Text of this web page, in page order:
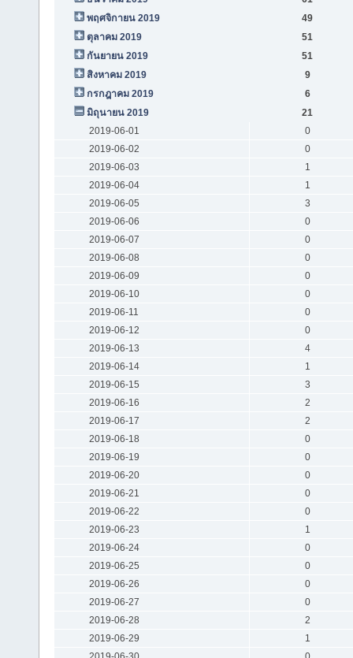
พฤศจิกายน 2019
49
ตุลาคม 2019
51
กันยายน 2019
51
สิงหาคม 2019
9
กรกฎาคม 2019
6
มิถุนายน 2019
21
2019-06-01
0
2019-06-02
0
2019-06-03
1
2019-06-04
1
2019-06-05
3
2019-06-06
0
2019-06-07
0
2019-06-08
0
2019-06-09
0
2019-06-10
0
2019-06-11
0
2019-06-12
0
2019-06-13
4
2019-06-14
1
2019-06-15
3
2019-06-16
2
2019-06-17
2
2019-06-18
0
2019-06-19
0
2019-06-20
0
2019-06-21
0
2019-06-22
0
2019-06-23
1
2019-06-24
0
2019-06-25
0
2019-06-26
0
2019-06-27
0
2019-06-28
2
2019-06-29
1